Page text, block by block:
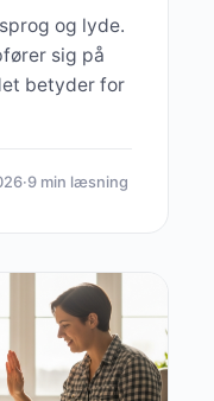
og lyde.
sig på
betyder for
·9 min læsning